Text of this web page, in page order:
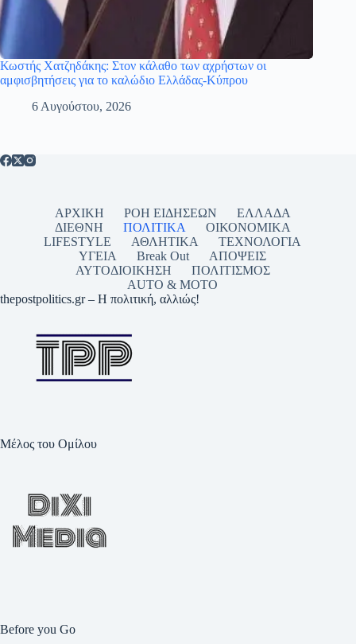
Κωστής Χατζηδάκης: Στον κάλαθο των αχρήστων οι
αμφισβητήσεις για το καλώδιο Ελλάδας-Κύπρου
6 Αυγούστου, 2026
ΑΡΧΙΚΗ ΡΟΗ ΕΙΔΗΣΕΩΝ
ΕΛΛΑΔΑ
ΔΙΕΘΝΗ
ΠΟΛΙΤΙΚΑ
ΟΙΚΟΝΟΜΙΚΑ
LIFESTYLE
ΑΘΛΗΤΙΚΑ
ΤΕΧΝΟΛΟΓΙΑ
ΥΓΕΙΑ
Break Out
ΑΠΟΨΕΙΣ
ΑΥΤΟΔΙΟΙΚΗΣΗ
ΠΟΛΙΤΙΣΜΟΣ
AUTO & MOTO
thepostpolitics.gr – Η πολιτική, αλλιώς!
Μέλος του Ομίλου
Before you Go